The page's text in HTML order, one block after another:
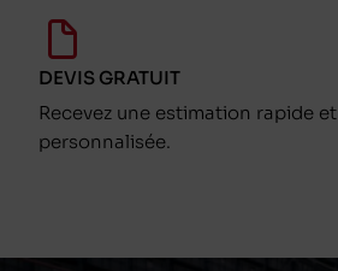
DEVIS GRATUIT
Recevez une estimation rapide et
personnalisée.